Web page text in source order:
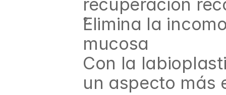
Elimina la
mucosa
Con la
un aspecto más